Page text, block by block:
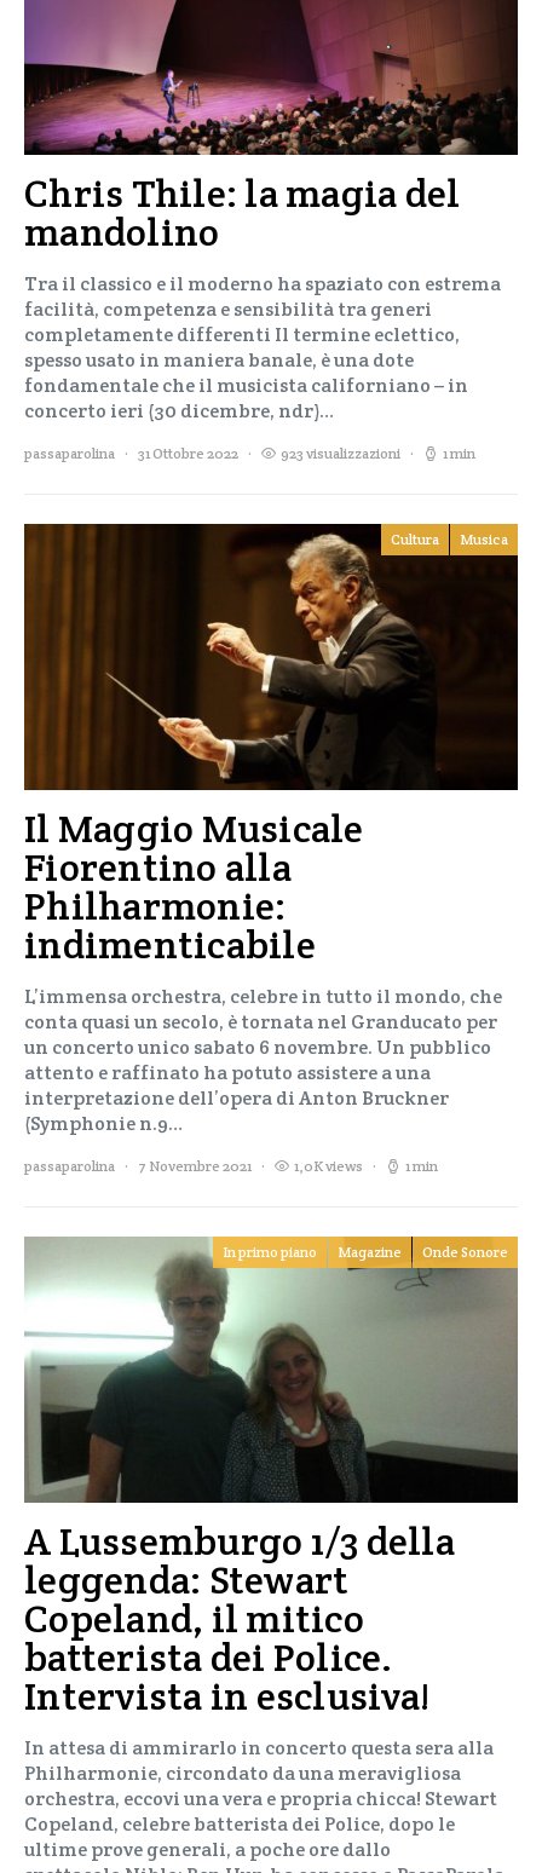
Chris Thile: la magia del
mandolino
Tra il classico e il moderno ha spaziato con estrema
facilità, competenza e sensibilità tra generi
completamente differenti Il termine eclettico,
spesso usato in maniera banale, è una dote
fondamentale che il musicista californiano – in
concerto ieri (30 dicembre, ndr)…
passaparolina 31 Ottobre 2022 923 visualizzazioni 1 min
Cultura Musica
Il Maggio Musicale
Fiorentino alla
Philharmonie:
indimenticabile
L’immensa orchestra, celebre in tutto il mondo, che
conta quasi un secolo, è tornata nel Granducato per
un concerto unico sabato 6 novembre. Un pubblico
attento e raffinato ha potuto assistere a una
interpretazione dell’opera di Anton Bruckner
(Symphonie n.9…
passaparolina 7 Novembre 2021 1,0K views 1 min
In primo piano Magazine Onde Sonore
A Lussemburgo 1/3 della
leggenda: Stewart
Copeland, il mitico
batterista dei Police.
Intervista in esclusiva!
In attesa di ammirarlo in concerto questa sera alla
Philharmonie, circondato da una meravigliosa
orchestra, eccovi una vera e propria chicca! Stewart
Copeland, celebre batterista dei Police, dopo le
ultime prove generali, a poche ore dallo